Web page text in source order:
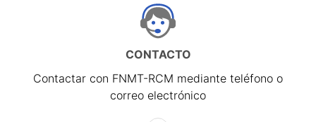
CONTACTO
Contactar con FNMT-RCM mediante teléfono o
correo electrónico